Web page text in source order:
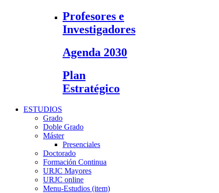
Profesores e
Investigadores
Agenda 2030
Plan
Estratégico
ESTUDIOS
Grado
Doble Grado
Máster
Presenciales
Doctorado
Formación Continua
URJC Mayores
URJC online
Menu-Estudios (item)